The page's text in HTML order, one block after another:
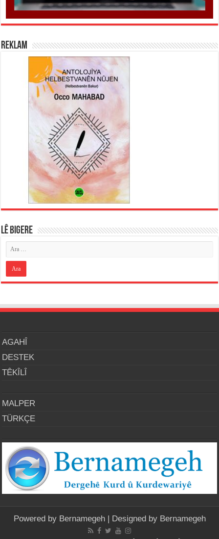
REKLAM
LÊ BIGERE
AGAHÎ
DESTEK
TÊKÎLÎ
MALPER
TÜRKÇE
Powered by Bernamegeh| Designed by Bernamegeh